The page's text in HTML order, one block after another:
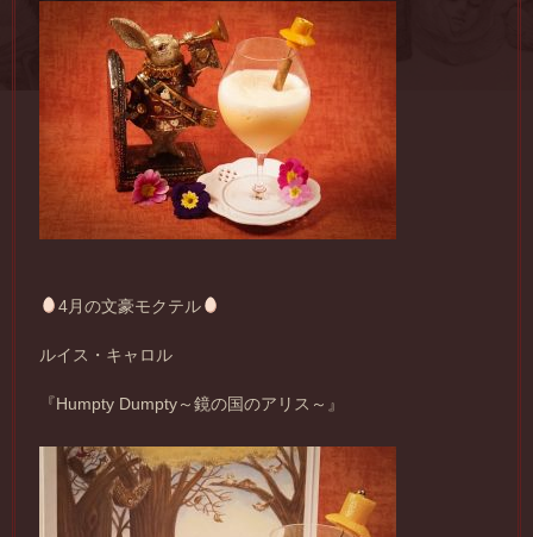
4月の文豪モクテル
ルイス・キャロル
『Humpty Dumpty～鏡の国のアリス～』